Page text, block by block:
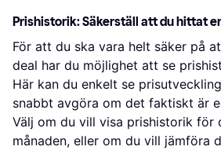
Prishistorik: Säkerställ att du hittat
För att du ska vara helt säker på
deal har du möjlighet att se
Här kan du enkelt se
snabbt avgöra om det faktiskt är
Välj om du vill visa prishistorik för
månaden, eller om du vill jämföra